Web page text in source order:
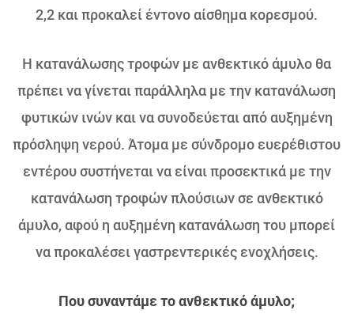
2,2 και προκαλεί έντονο αίσθημα κορεσμού.
Η κατανάλωσης τροφών με ανθεκτικό άμυλο θα
πρέπει να γίνεται παράλληλα με την κατανάλωση
φυτικών ινών και να συνοδεύεται από αυξημένη
πρόσληψη νερού. Άτομα με σύνδρομο ευερέθιστου
εντέρου συστήνεται να είναι προσεκτικά με την
κατανάλωση τροφών πλούσιων σε ανθεκτικό
άμυλο, αφού η αυξημένη κατανάλωση του μπορεί
να προκαλέσει γαστρεντερικές ενοχλήσεις.
Που συναντάμε το ανθεκτικό άμυλο;